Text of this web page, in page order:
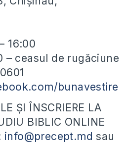
16:00
– ceasul de rugăciune
bunavestire
ȘI ÎNSCRIERE LA
BIBLIC ONLINE
info@precept.md sau